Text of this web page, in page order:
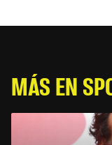
MÁS EN